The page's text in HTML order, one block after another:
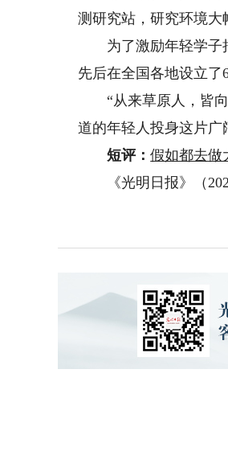
测研究站，研究环境大
为了激励年轻学子把
先后在全国各地设立了
“从来草原人，皆向
道的年轻人投身这片
短评：假如都去
《光明日报》（2025